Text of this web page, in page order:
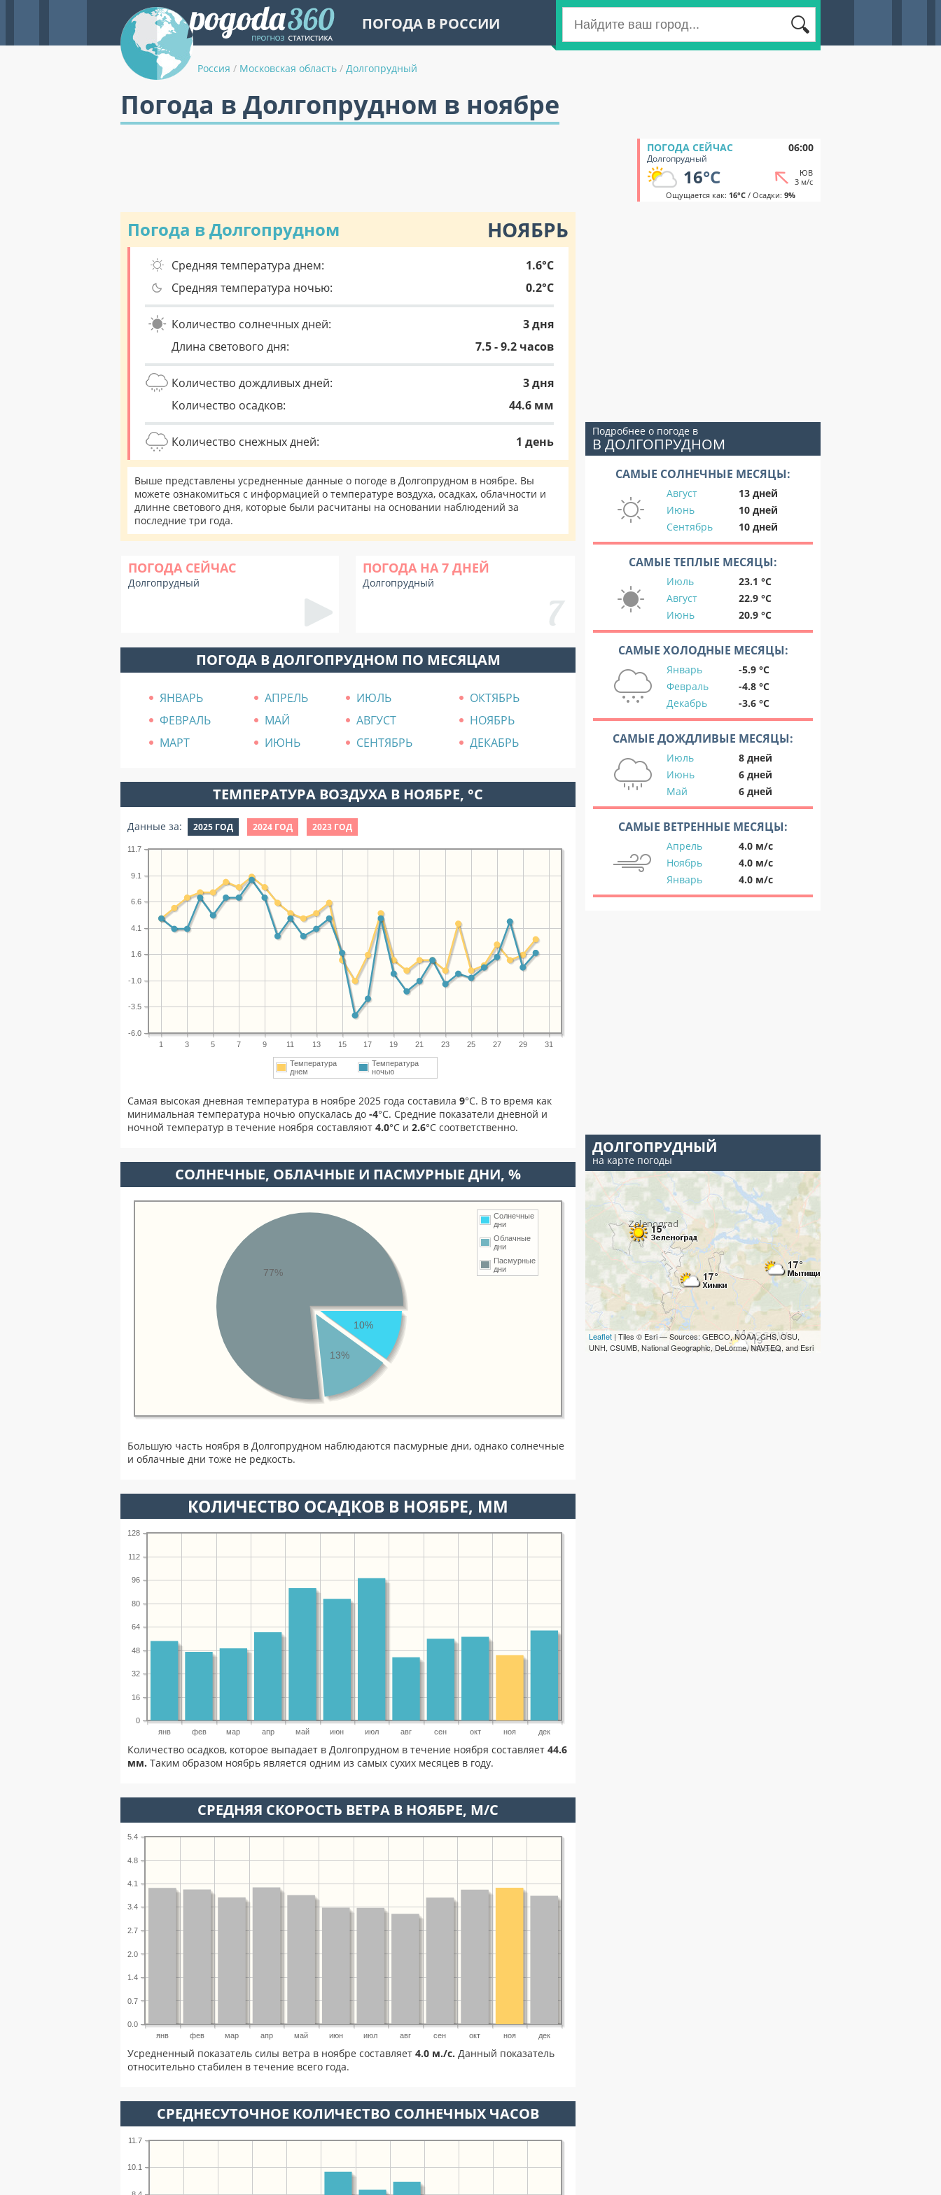
ПОГОДА В РОССИИ
Россия / Московская область / Долгопрудный
Погода в Долгопрудном в ноябре
ПОГОДА СЕЙЧАС 06:00
Долгопрудный
16°C
ЮВ
3 м/с
Ощущается как: 16°C/ Осадки: 9%
Погода в Долгопрудном НОЯБРЬ
Средняя температура днем:
1.6°C
Средняя температура ночью:
0.2°C
Количество солнечных дней:
3 дня
Длина светового дня:
7.5 - 9.2 часов
Количество дождливых дней:
3 дня
Количество осадков:
44.6 мм
Количество снежных дней: 1 день
Выше представлены усредненные данные о погоде в Долгопрудном в ноябре. Вы
можете ознакомиться с информацией о температуре воздуха, осадках, облачности и
длинне светового дня, которые были расчитаны на основании наблюдений за
последние три года.
ПОГОДА СЕЙЧАС
Долгопрудный
ПОГОДА НА 7 ДНЕЙ
Долгопрудный
ПОГОДА В ДОЛГОПРУДНОМ ПО МЕСЯЦАМ
ЯНВАРЬ АПРЕЛЬ ИЮЛЬ
ОКТЯБРЬ
ФЕВРАЛЬ
МАЙ АВГУСТ
НОЯБРЬ
МАРТ
ИЮНЬ СЕНТЯБРЬ ДЕКАБРЬ
ТЕМПЕРАТУРА ВОЗДУХА В НОЯБРЕ, °C
Данные за: 2025 ГОД 2024 ГОД 2023 ГОД
1 3 5 7 9 11 13 15 17 19 21 23 25 27 29 31
-6.0
-3.5
-1.0
1.6
4.1
6.6
9.1
11.7
Температура
днем
Температура
ночью
Самая высокая дневная температура в ноябре 2025 года составила 9°С. В то время как
минимальная температура ночью опускалась до -4°C. Средние показатели дневной и
ночной температур в течение ноября составляют 4.0°С и 2.6°С соответственно.
CОЛНЕЧНЫЕ, ОБЛАЧНЫЕ И ПАСМУРНЫЕ ДНИ, %
Солнечные
дни
Облачные
дни
Пасмурные
дни
10%
13%
77%
Большую часть ноября в Долгопрудном наблюдаются пасмурные дни, однако солнечные
и облачные дни тоже не редкость.
КОЛИЧЕСТВО ОСАДКОВ В НОЯБРЕ, ММ
янв фев мар апр май июн июл авг сен окт ноя дек
0
16
32
48
64
80
96
112
128
Количество осадков, которое выпадает в Долгопрудном в течение ноября составляет 44.6
мм. Таким образом ноябрь является одним из самых сухих месяцев в году.
СРЕДНЯЯ СКОРОСТЬ ВЕТРА В НОЯБРЕ, М/С
янв фев мар апр май июн июл авг сен окт ноя дек
0.0
0.7
1.4
2.0
2.7
3.4
4.1
4.8
5.4
Усредненный показатель силы ветра в ноябре составляет 4.0 м./с. Данный показатель
относительно стабилен в течение всего года.
СРЕДНЕСУТОЧНОЕ КОЛИЧЕСТВО СОЛНЕЧНЫХ ЧАСОВ
10.1
11.7
Подробнее о погоде в
В ДОЛГОПРУДНОМ
САМЫЕ СОЛНЕЧНЫЕ МЕСЯЦЫ:
Август
13 дней
Июнь
10 дней
Сентябрь
10 дней
САМЫЕ ТЕПЛЫЕ МЕСЯЦЫ:
Июль
23.1 °C
Август
22.9 °C
Июнь
20.9 °C
САМЫЕ ХОЛОДНЫЕ МЕСЯЦЫ:
Январь
-5.9 °C
Февраль
-4.8 °C
Декабрь
-3.6 °C
САМЫЕ ДОЖДЛИВЫЕ МЕСЯЦЫ:
Июль
8 дней
Июнь
6 дней
Май
6 дней
САМЫЕ ВЕТРЕННЫЕ МЕСЯЦЫ:
Апрель
4.0 м/с
Ноябрь
4.0 м/с
Январь
4.0 м/с
ДОЛГОПРУДНЫЙ
на карте погоды
Leaflet | Tiles © Esri — Sources: GEBCO, NOAA, CHS, OSU,
UNH, CSUMB, National Geographic, DeLorme, NAVTEQ, and Esri